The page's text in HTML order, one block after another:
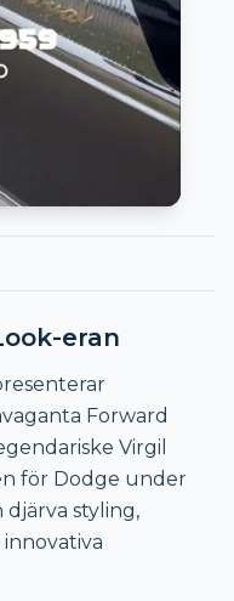
eran
Forward
Virgil
för Dodge under
djärva styling,